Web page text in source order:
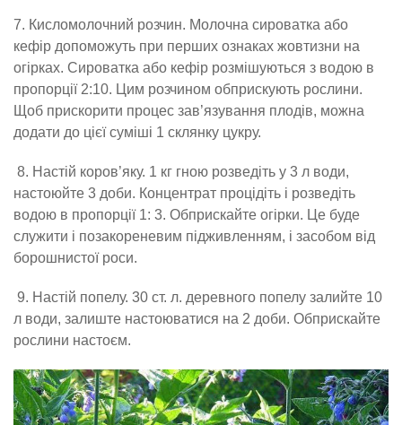
7. Кисломолочний розчин. Молочна сироватка або
кефір допоможуть при перших ознаках жовтизни на
огірках. Сироватка або кефір розмішуються з водою в
пропорції 2:10. Цим розчином обприскують рослини.
Щоб прискорити процес зав’язування плодів, можна
додати до цієї суміші 1 склянку цукру.
8. Настій коров’яку. 1 кг гною розведіть у 3 л води,
настоюйте 3 доби. Концентрат процідіть і розведіть
водою в пропорції 1: 3. Обприскайте огірки. Це буде
служити і позакореневим підживленням, і засобом від
борошнистої роси.
9. Настій попелу. 30 ст. л. деревного попелу залийте 10
л води, залиште настоюватися на 2 доби. Обприскайте
рослини настоєм.